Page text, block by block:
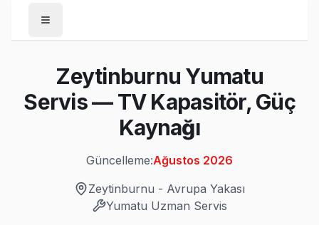
Zeytinburnu
/Yumatu
Ağustos 2026
Zeytinburnu Yumatu
Servis — TV Kapasitör, Güç
Kaynağı
Güncelleme:Ağustos 2026
Zeytinburnu - Avrupa Yakası
Yumatu Uzman Servis